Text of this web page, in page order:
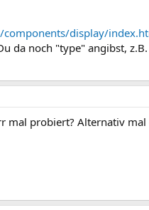
display/
da noch "type" angibst, z.B.
mal probiert? Alternativ